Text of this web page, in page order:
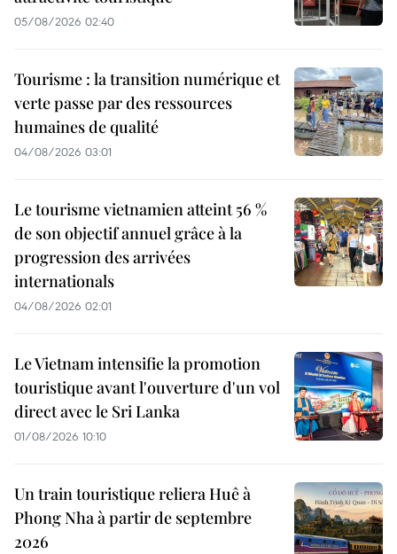
05/08/2026 02:40
Tourisme : la transition numérique et
verte passe par des ressources
humaines de qualité
04/08/2026 03:01
Le tourisme vietnamien atteint 56 %
de son objectif annuel grâce à la
progression des arrivées
internationals
04/08/2026 02:01
Le Vietnam intensifie la promotion
touristique avant l'ouverture d'un vol
direct avec le Sri Lanka
01/08/2026 10:10
Un train touristique reliera Huê à
Phong Nha à partir de septembre
2026